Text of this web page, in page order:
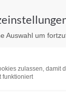
Auswahl um
zulassen, damit
funktioniert